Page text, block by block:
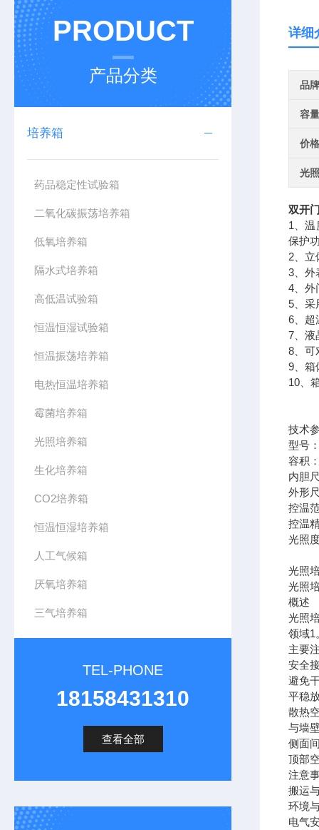
PRODUCT
产品分类
培养箱
药品稳定性试验箱
二氧化碳振荡培养箱
低氧培养箱
隔水式培养箱
高低温试验箱
恒温恒湿试验箱
恒温振荡培养箱
电热恒温培养箱
霉菌培养箱
光照培养箱
生化培养箱
CO2培养箱
恒温恒湿培养箱
人工气候箱
厌氧培养箱
三气培养箱
TEL-PHONE
18158431310
查看全部
详细
品牌
容
价
光
双开
1、
保护
2、立
3、外
4、外
5、采
6、超
7、液
8、可
9、箱
10、
技术
型号
容积
内胆
外形
控温
控温
光照
光照
光照
概述
光照
领域1
主要
安全
避免
平稳
散热
与墙
侧面
顶部
注意
搬运
环境
电气